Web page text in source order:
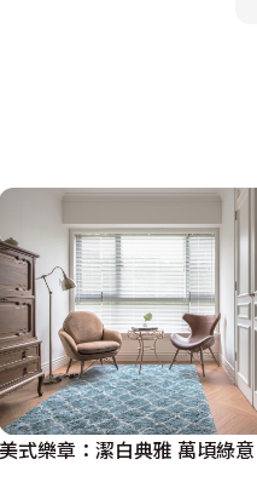
美式樂章：潔白典雅 萬頃綠意